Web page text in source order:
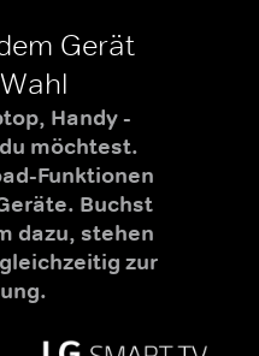
Gerät
Handy -
möchtest.
Funktionen
Buchst
dazu, stehen
zur